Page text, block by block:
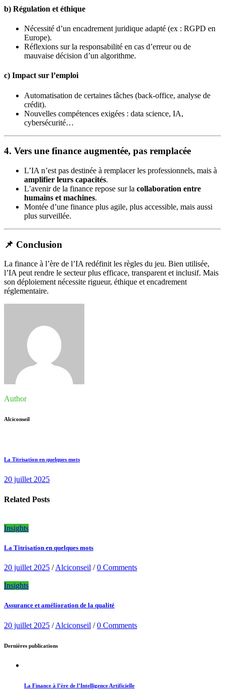
b) Régulation et éthique
Nécessité d’un encadrement juridique adapté (ex : RGPD en
Europe).
Réflexions sur la responsabilité en cas d’erreur ou de
mauvaise décision d’un algorithme.
c) Impact sur l’emploi
Automatisation de certaines tâches (back-office, analyse de
crédit).
Nouvelles compétences exigées : data science, IA,
cybersécurité…
4. Vers une finance augmentée, pas remplacée
L’IA n’est pas destinée à remplacer les professionnels, mais à
amplifier leurs capacités.
L’avenir de la finance repose sur la collaboration entre
humains et machines.
Montée d’une finance plus agile, plus accessible, mais aussi
plus surveillée.
📌 Conclusion
La finance à l’ère de l’IA redéfinit les règles du jeu. Bien utilisée,
l’IA peut rendre le secteur plus efficace, transparent et inclusif. Mais
son déploiement nécessite rigueur, éthique et encadrement
réglementaire.
Author
Alciconseil
La Titrisation en quelques mots
20 juillet 2025
Related Posts
Insights
La Titrisation en quelques mots
20 juillet 2025 /Alciconseil /0 Comments
Insights
Assurance et amélioration de la qualité
20 juillet 2025 /Alciconseil /0 Comments
Dernières publications
La Finance à l’ère de l’Intelligence Artificielle